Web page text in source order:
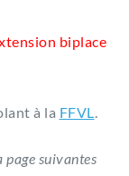
biplace
à la FFVL.
suivantes